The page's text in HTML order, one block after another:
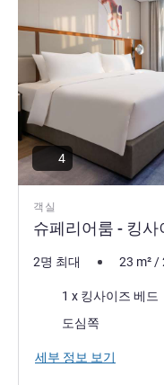
객실
슈페리어룸 - 킹사
4
2명 최대 23 m²/
1 x 킹사이즈 베드
도심쪽
세부 정보 보기